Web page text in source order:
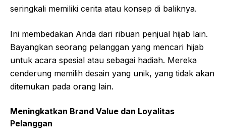
seringkali memiliki cerita atau konsep di baliknya.
Ini membedakan Anda dari ribuan penjual hijab lain.
Bayangkan seorang pelanggan yang mencari hijab
untuk acara spesial atau sebagai hadiah. Mereka
cenderung memilih desain yang unik, yang tidak akan
ditemukan pada orang lain.
Meningkatkan Brand Value dan Loyalitas
Pelanggan